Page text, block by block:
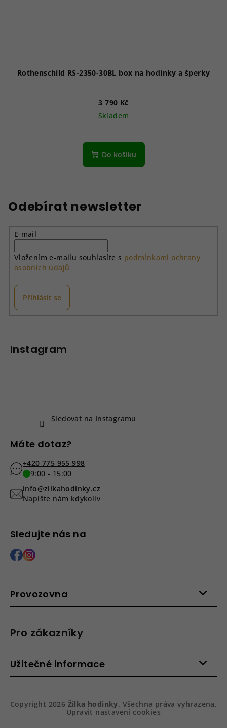
Rothenschild RS-2350-30BL box na hodinky a šperky
3 790 Kč
Skladem
Do košíku
Odebírat newsletter
E-mail
Vložením e-mailu souhlasíte s podmínkami ochrany
osobních údajů
Přihlásit se
Pro zákazníky
Věrnostní program
Obchodní podmínky
Vrácení a reklamace
Instagram
Sledovat na Instagramu
Máte dotaz?
+420 775 955 998
9:00 - 15:00
info@zilkahodinky.cz
Napište nám kdykoliv
Sledujte nás na
Provozovna
Roháčova 639, 390 02 Tábor
Užitečné informace
Dárkové balení hodinek
Copyright 2026 Žilka hodinky. Všechna práva vyhrazena.
Upravit nastavení cookies